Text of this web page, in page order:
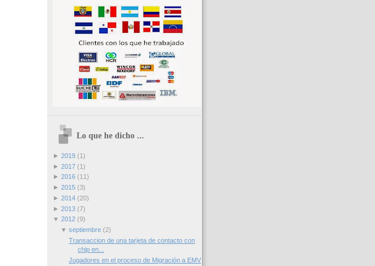
Lo que he dicho ...
► 2019 (1)
► 2017 (1)
► 2016 (11)
► 2015 (3)
► 2014 (20)
► 2013 (7)
▼ 2012 (9)
▼ septiembre (2)
Transaccion de una tarjeta de contacto con
chip en...
Jugadores en el proceso de Migración a EMV